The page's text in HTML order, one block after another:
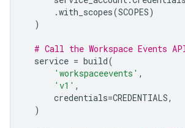
.with_scopes(SCOPES)
)
# Call the Workspace Events
service = build(
'workspaceevents' ,
'v1' ,
credentials=CREDENTIALS,
)